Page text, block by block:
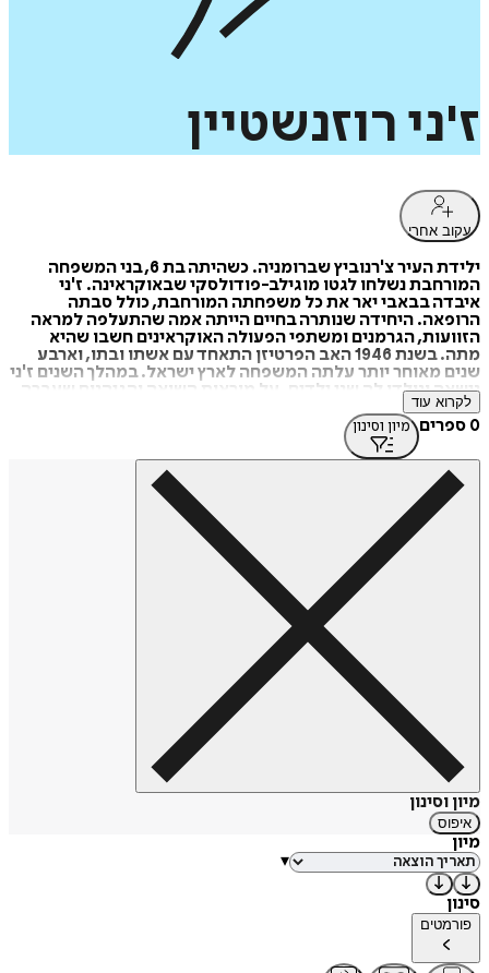
ז'ני רוזנשטיין
עקוב אחרי
ילידת העיר צ'רנוביץ שברומניה. כשהיתה בת 6, בני המשפחה
המורחבת נשלחו לגטו מוגילב-פודולסקי שבאוקראינה. ז'ני
איבדה בבאבי יאר את כל משפחתה המורחבת, כולל סבתה
הרופאה. היחידה שנותרה בחיים הייתה אמה שהתעלפה למראה
הזוועות, הגרמנים ומשתפי הפעולה האוקראינים חשבו שהיא
מתה. בשנת 1946 האב הפרטיזן התאחד עם אשתו ובתו, וארבע
שנים מאוחר יותר עלתה המשפחה לארץ ישראל. במהלך השנים ז'ני
נישאה ונולדו לה שני ילדים. על מוראות השואה והגיהנום שעברה
היא לא דיברה מעולם, ורק בשנים האחרונות, אחרי טיפול
פסיכולוגי ממושך שכלל תרפיה באומנות וכתיבת ספר
אוטוביוגרפי, סיפור ההישרדות הפרטי שלה הפך לנחלת הציבור.
לקרוא עוד
0 ספרים מיון וסינון
מיון וסינון
איפוס
מיון
▾
סינון
פורמטים